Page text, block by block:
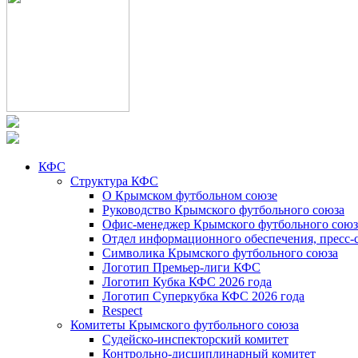
КФС
Структура КФС
О Крымском футбольном союзе
Руководство Крымского футбольного союза
Офис-менеджер Крымского футбольного
Отдел информационного обеспечения, пресс-
Символика Крымского футбольного союза
Логотип Премьер-лиги КФС
Логотип Кубка КФС 2026 года
Логотип Суперкубка КФС 2026 года
Respect
Комитеты Крымского футбольного союза
Судейско-инспекторский комитет
Контрольно-дисциплинарный комитет